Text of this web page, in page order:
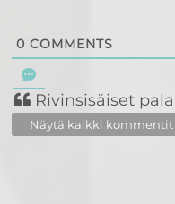
0 COMMENTS
Rivinsisäiset
Näytä kaikki kommentit